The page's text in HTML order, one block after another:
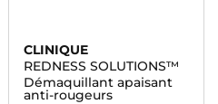
CLINIQUE
REDNESS SOLUTIONS™
Démaquillant apaisant
anti-rougeurs